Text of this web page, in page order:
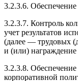
3.2.3.6.
3.2.3.7. Контроль
учет результатов
(далее — трудовых
и (или) награждение
3.2.3.8.
корпоративной